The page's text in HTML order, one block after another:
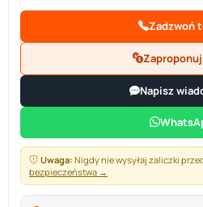
Zadzwoń
Napisz
Uwaga: Nigdy nie wysyłaj zaliczki
bezpieczeństwa →